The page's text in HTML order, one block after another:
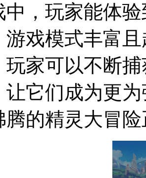
中，玩家能体
游戏模式丰富
玩家可以不断
让它们成为更
腾的精灵大冒